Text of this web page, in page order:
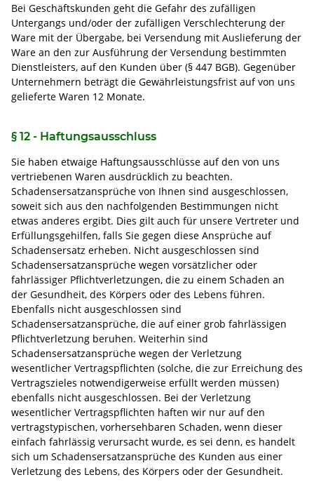
Bei Geschäftskunden geht die Gefahr des zufälligen
Untergangs und/oder der zufälligen Verschlechterung der
Ware mit der Übergabe, bei Versendung mit Auslieferung der
Ware an den zur Ausführung der Versendung bestimmten
Dienstleisters, auf den Kunden über (§ 447 BGB). Gegenüber
Unternehmern beträgt die Gewährleistungsfrist auf von uns
gelieferte Waren 12 Monate.
§ 12 - Haftungsausschluss
Sie haben etwaige Haftungsausschlüsse auf den von uns
vertriebenen Waren ausdrücklich zu beachten.
Schadensersatzansprüche von Ihnen sind ausgeschlossen,
soweit sich aus den nachfolgenden Bestimmungen nicht
etwas anderes ergibt. Dies gilt auch für unsere Vertreter und
Erfüllungsgehilfen, falls Sie gegen diese Ansprüche auf
Schadensersatz erheben. Nicht ausgeschlossen sind
Schadensersatzansprüche wegen vorsätzlicher oder
fahrlässiger Pflichtverletzungen, die zu einem Schaden an
der Gesundheit, des Körpers oder des Lebens führen.
Ebenfalls nicht ausgeschlossen sind
Schadensersatzansprüche, die auf einer grob fahrlässigen
Pflichtverletzung beruhen. Weiterhin sind
Schadensersatzansprüche wegen der Verletzung
wesentlicher Vertragspflichten (solche, die zur Erreichung des
Vertragszieles notwendigerweise erfüllt werden müssen)
ebenfalls nicht ausgeschlossen. Bei der Verletzung
wesentlicher Vertragspflichten haften wir nur auf den
vertragstypischen, vorhersehbaren Schaden, wenn dieser
einfach fahrlässig verursacht wurde, es sei denn, es handelt
sich um Schadensersatzansprüche des Kunden aus einer
Verletzung des Lebens, des Körpers oder der Gesundheit.